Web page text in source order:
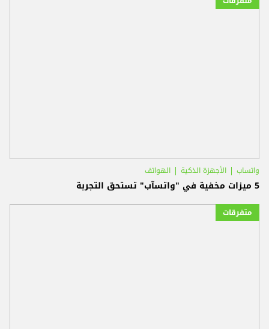
واتساب الأجهزة الذكية الهواتف
5 ميزات مخفية في "واتسآب" تستحق التجربة
متفرقات